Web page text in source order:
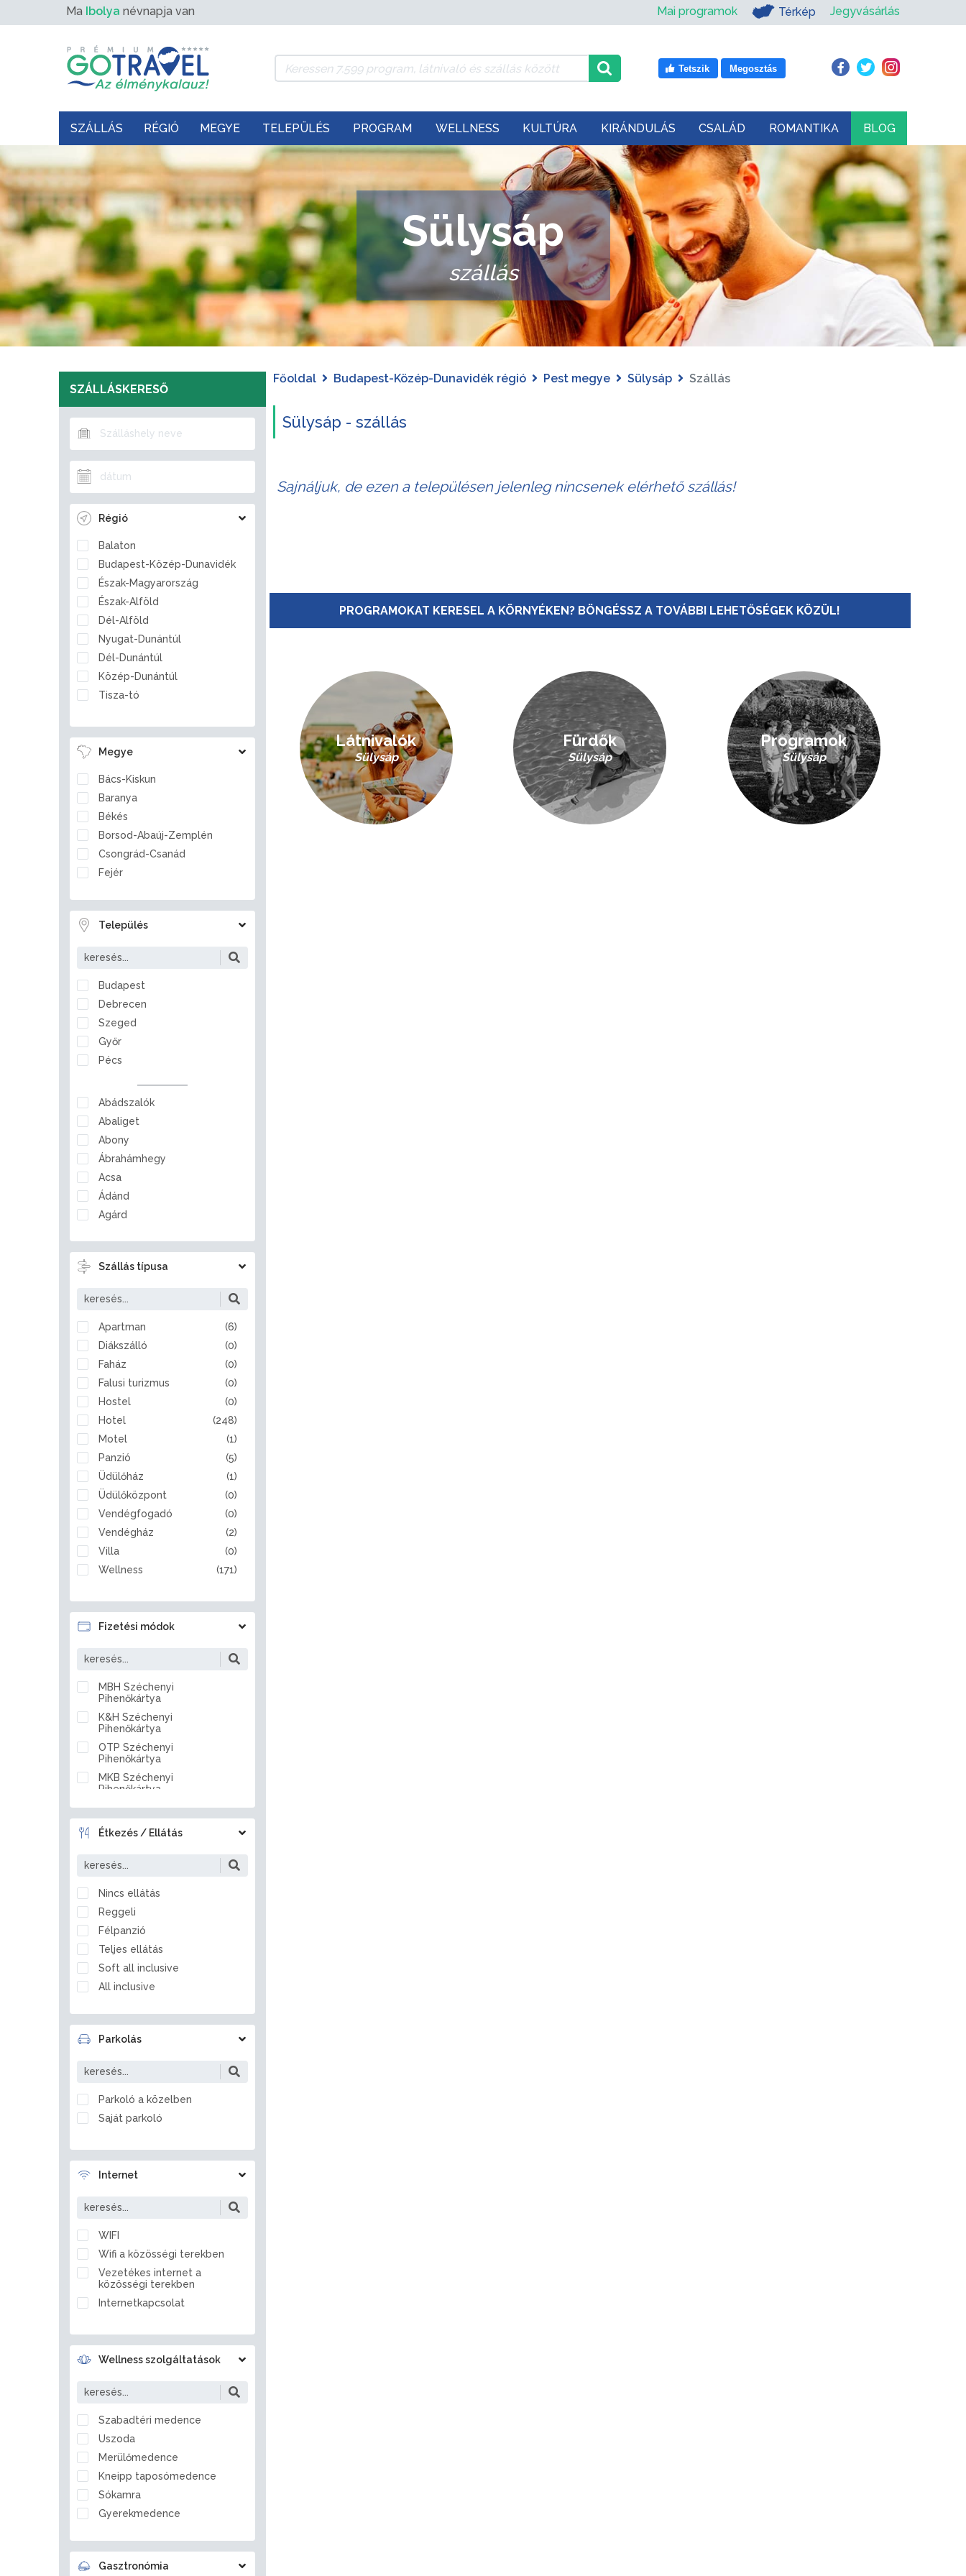
Ma Ibolya névnapja van Mai programok Térkép Jegyvásárlás
Tetszik Megosztás
SZÁLLÁS RÉGIÓ MEGYE TELEPÜLÉS PROGRAM WELLNESS KULTÚRA KIRÁNDULÁS CSALÁD ROMANTIKA BLOG
Sülysáp
szállás
SZÁLLÁSKERESŐ
Régió
Balaton
Budapest-Közép-Dunavidék
Észak-Magyarország
Észak-Alföld
Dél-Alföld
Nyugat-Dunántúl
Dél-Dunántúl
Közép-Dunántúl
Tisza-tó
Megye
Bács-Kiskun
Baranya
Békés
Borsod-Abaúj-Zemplén
Csongrád-Csanád
Fejér
Hajdú-Bihar
Heves
Nógrád
Pest
Somogy
Szabolcs-Szatmár-Bereg
Tolna
Veszprém
Zala
Település
Budapest
Debrecen
Szeged
Győr
Pécs
Abádszalók
Abaliget
Abony
Ábrahámhegy
Acsa
Ádánd
Agárd
Aggtelek
Ajka
Alcsútdoboz
Aldebrő
Algyő
Almamellék
Alsóberecki
Alsóbogát
Alsónémedi
Alsóörs
Apaj
Apostag
Ásotthalom
Aszód
Bábolna
Babót
Badacsonytördemic
Baja
Bakonszeg
Bakonya
Bakonybél
Bakonynána
Bakonyszentlászló
Balassagyarmat
Balatonakarattya
Balatonberény
Balatonboglár
Balatonederics
Balatonfenyves
Balatonfőkajár
Balatonföldvár
Balatonfüred
Balatonkenese
Balatonmagyaród
Balatonrendes
Balatonszabadi
Balatonszemes
Balatonszőlős
Balf
Ballószög
Balmazújváros
Bánd
Bánk
Barcs
Bátaszék
Becsvölgye
Békéscsaba
Békésszentandrás
Bélapátfalva
Szállás típusa
Apartman
(6)
Diákszálló
(0)
Faház
(0)
Falusi turizmus
(0)
Hostel
(0)
Hotel
(248)
Motel
(1)
Panzió
(5)
Üdülőház
(1)
Üdülőközpont
(0)
Vendégfogadó
(0)
Vendégház
(2)
Villa
(0)
Wellness
(171)
Fizetési módok
MBH Széchenyi
Pihenőkártya
K&H Széchenyi
Pihenőkártya
OTP Széchenyi
Pihenőkártya
MKB Széchenyi
Pihenőkártya
Készpénz
Átutalás
Étkezés / Ellátás
Nincs ellátás
Reggeli
Félpanzió
Teljes ellátás
Soft all inclusive
All inclusive
Parkolás
Parkoló a közelben
Saját parkoló
Internet
WIFI
Wifi a közösségi terekben
Vezetékes internet a
közösségi terekben
Internetkapcsolat
Wellness szolgáltatások
Szabadtéri medence
Uszoda
Merülőmedence
Kneipp taposómedence
Sókamra
Gyerekmedence
Gőzkamra
Aromakabin
Gasztronómia
Főoldal Budapest-Közép-Dunavidék régió Pest megye Sülysáp Szállás
Sülysáp - szállás
Sajnáljuk, de ezen a településen jelenleg nincsenek elérhető szállás!
PROGRAMOKAT KERESEL A KÖRNYÉKEN? BÖNGÉSSZ A TOVÁBBI LEHETŐSÉGEK KÖZÜL!
Látnivalók
Sülysáp
Fürdők
Sülysáp
Programok
Sülysáp